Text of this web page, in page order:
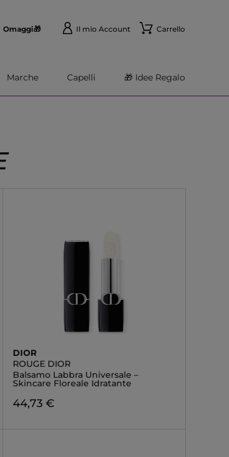
Omaggi🎁 Il mio Account Carrello
Marche Capelli 🎁 Idee Regalo
DIOR
ROUGE DIOR
Balsamo Labbra Universale –
Skincare Floreale Idratante
44,73 €